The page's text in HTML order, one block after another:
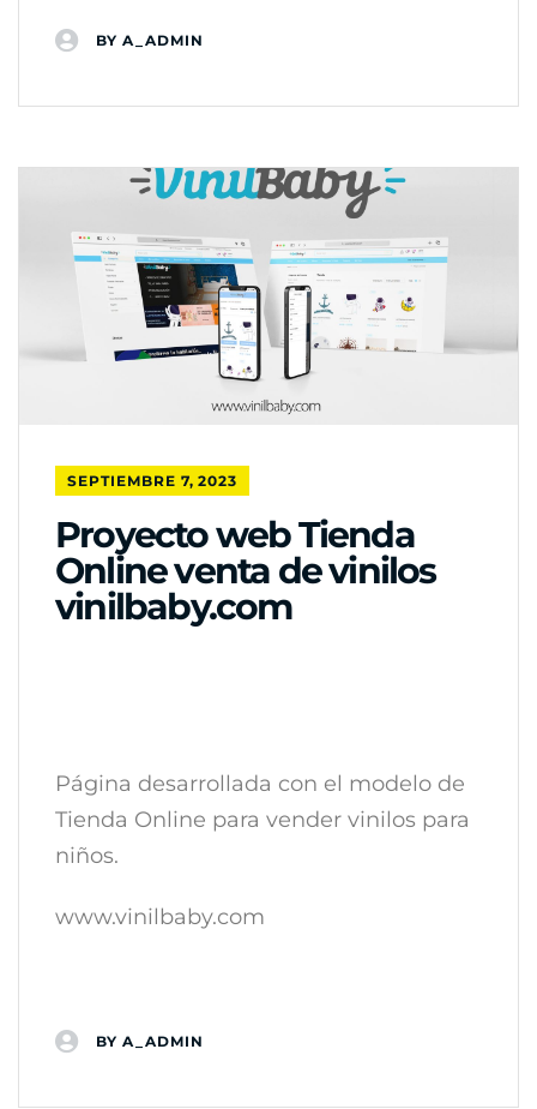
BY A_ADMIN
SEPTIEMBRE 7, 2023
Proyecto web Tienda
Online venta de vinilos
vinilbaby.com
Página desarrollada con el modelo de
Tienda Online para vender vinilos para
niños.
www.vinilbaby.com
BY A_ADMIN